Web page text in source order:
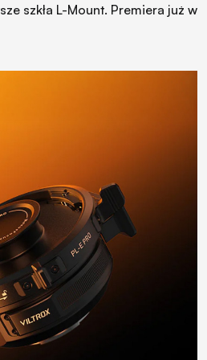
szkła L-Mount. Premiera już w